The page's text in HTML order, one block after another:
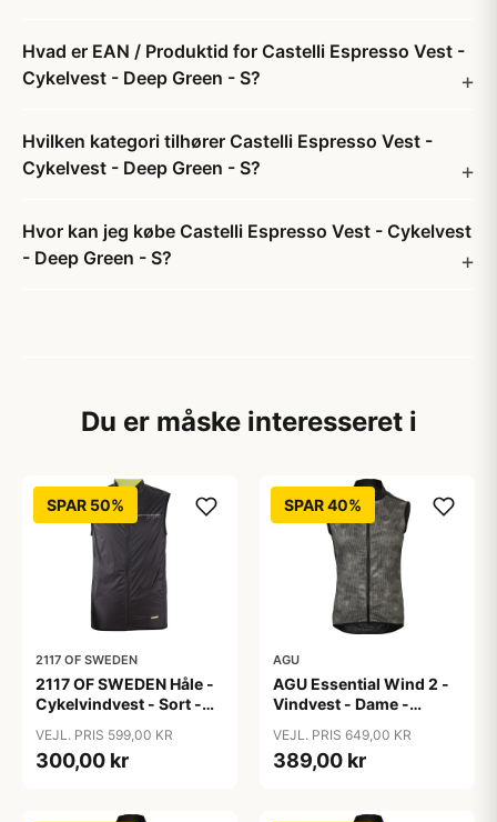
Hvad er EAN / Produktid for Castelli Espresso Vest -
Cykelvest - Deep Green - S?
Hvilken kategori tilhører Castelli Espresso Vest -
Cykelvest - Deep Green - S?
Hvor kan jeg købe Castelli Espresso Vest - Cykelvest
- Deep Green - S?
Du er måske interesseret i
SPAR 50%
2117 OF SWEDEN
2117 OF SWEDEN Håle -
Cykelvindvest - Sort -
VEJL. PRIS 599,00 KR
300,00 kr
SPAR 40%
AGU
AGU Essential Wind 2 -
Vindvest - Dame -
VEJL. PRIS 649,00 KR
389,00 kr